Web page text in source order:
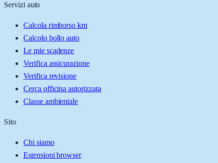
Servizi auto
Calcola rimborso km
Calcolo bollo auto
Le mie scadenze
Verifica assicurazione
Verifica revisione
Cerca officina autorizzata
Classe ambientale
Sito
Chi siamo
Estensioni browser